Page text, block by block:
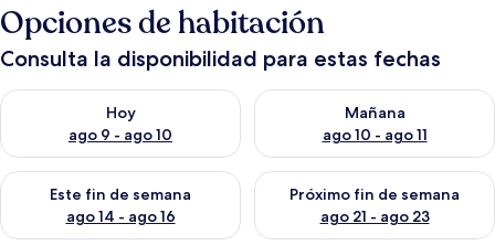
Opciones de habitación
Consulta la disponibilidad para estas fechas
Hoy
ago 9 - ago 10
Consulta la disponibilidad para hoy ago 9 - ago 10
Mañana
ago 10 - ago 11
Consulta la disponibilidad
Este fin de semana
ago 14 - ago 16
Consulta la disponibilidad para este fin de semana ago 14 -
Próximo fin de semana
ago 21 - ago 23
Consulta la disponibilidad